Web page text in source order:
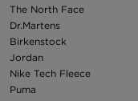
The North Face
Dr.Martens
Birkenstock
Jordan
Nike Tech Fleece
Puma